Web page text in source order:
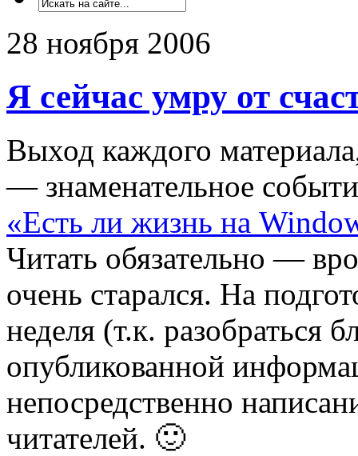
28 ноября 2006
Я сейчас умру от
Выход каждого
— знаменательное
«Есть ли жизнь на
Читать обязательно —
очень старался. На
неделя (т.к. разобраться
опубликованной
непосредственно
читателей. 🙂